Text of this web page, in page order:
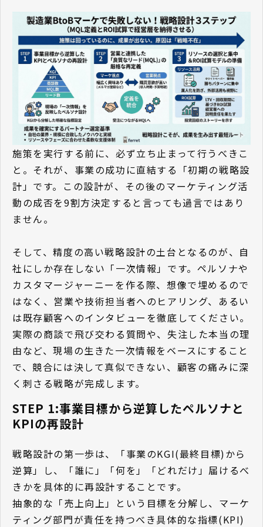
施策を実行する前に、必ず立ち止まって行うべきこ
と。それが、事業の成功に直結する「初期の戦略設
計」です。この設計が、その後のマーケティング活
動の成否を9割方決定すると言っても過言ではあり
ません。
そして、精度の高い戦略設計の土台となるのが、自
社にしか存在しない「一次情報」です。ペルソナや
カスタマージャーニーを作る際、想像で埋めるので
はなく、営業や技術担当者へのヒアリング、あるい
は既存顧客へのインタビューを徹底してください。
実際の商談で飛び交わる質問や、失注した本当の理
由など、現場の生きた一次情報をベースにすること
で、競合には決して真似できない、顧客の痛みに深
く刺さる戦略が完成します。
STEP 1:事業目標から逆算したペルソナと
KPIの再設計
戦略設計の第一歩は、「事業のKGI(最終目標)から
逆算」し、「誰に」「何を」「どれだけ」届けるべ
きかを具体的に再設計することです。
抽象的な「売上向上」という目標を分解し、マーケ
ティング部門が責任を持つべき具体的な指標(KPI)